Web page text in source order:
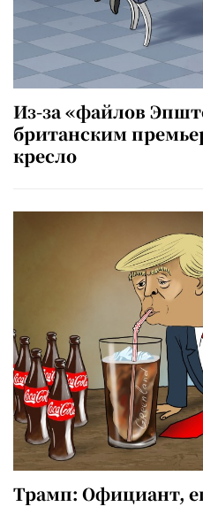
Из-за «файлов
британским
кресло
Трамп: Официант,